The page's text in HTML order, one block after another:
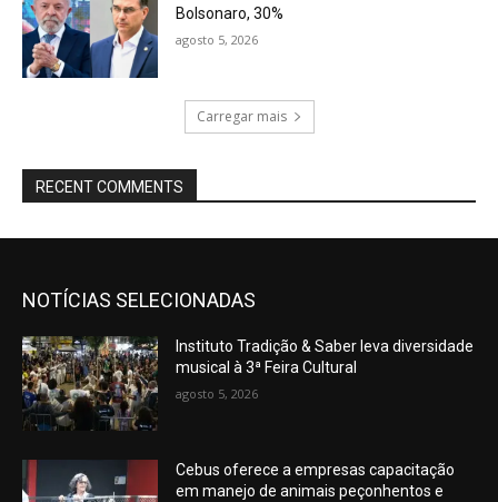
Bolsonaro, 30%
agosto 5, 2026
Carregar mais
RECENT COMMENTS
NOTÍCIAS SELECIONADAS
Instituto Tradição & Saber leva diversidade
musical à 3ª Feira Cultural
agosto 5, 2026
Cebus oferece a empresas capacitação
em manejo de animais peçonhentos e